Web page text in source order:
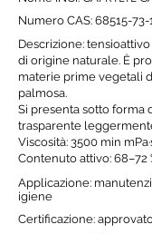
Numero CAS: 68515-73-
Descrizione:
di origine naturale. È
materie prime vegetali
palmosa.
Si presenta sotto forma
trasparente
Viscosità: 3500 min
Contenuto attivo: 68–72
Applicazione:
igiene
Certificazione: